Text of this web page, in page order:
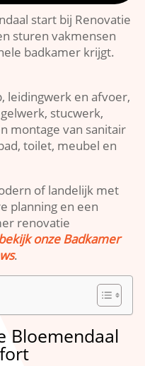
start bij Renovatie
sturen vakmensen
badkamer krijgt.​
leidingwerk en afvoer,
stucwerk,
montage van sanitair
toilet, meubel en
of landelijk met
planning en een
renovatie
onze Badkamer
.​
Bloemendaal